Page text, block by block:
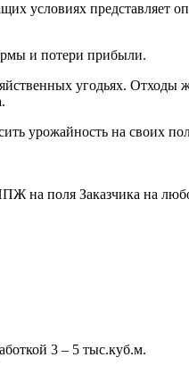
условиях представляет
и потери прибыли.
угодьях. Отходы
урожайность на своих
на поля Заказчика на
3 – 5 тыс.куб.м.